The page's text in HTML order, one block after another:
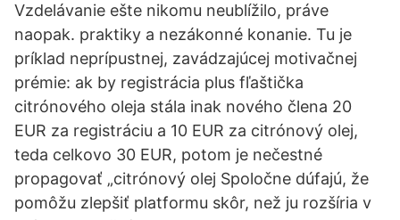
Vzdelávanie ešte nikomu neublížilo, práve
naopak. praktiky a nezákonné konanie. Tu je
príklad neprípustnej, zavádzajúcej motivačnej
prémie: ak by registrácia plus fľaštička
citrónového oleja stála inak nového člena 20
EUR za registráciu a 10 EUR za citrónový olej,
teda celkovo 30 EUR, potom je nečestné
propagovať „citrónový olej Spoločne dúfajú, že
pomôžu zlepšiť platformu skôr, než ju rozšíria v